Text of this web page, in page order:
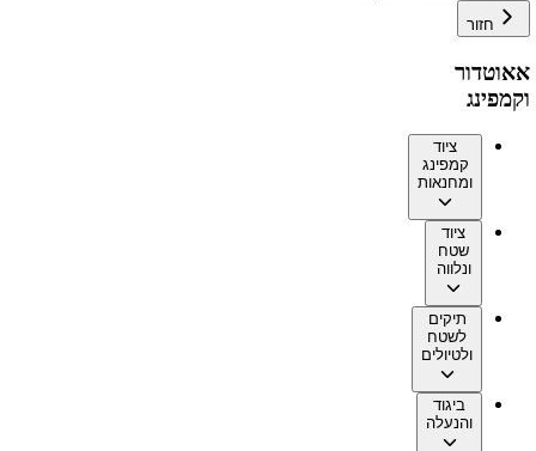
חזור
אאוטדור
וקמפינג
ציוד
קמפינג
ומחנאות
ציוד
שטח
ונלווה
תיקים
לשטח
ולטיולים
ביגוד
והנעלה